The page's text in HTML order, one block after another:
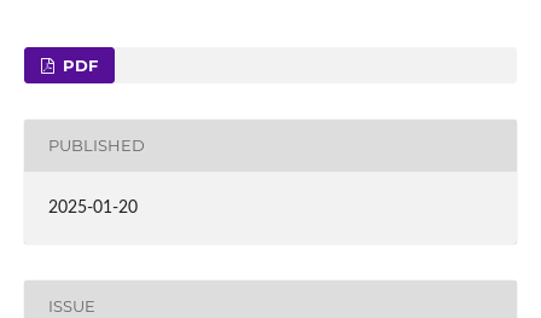
PDF
PUBLISHED
2025-01-20
ISSUE